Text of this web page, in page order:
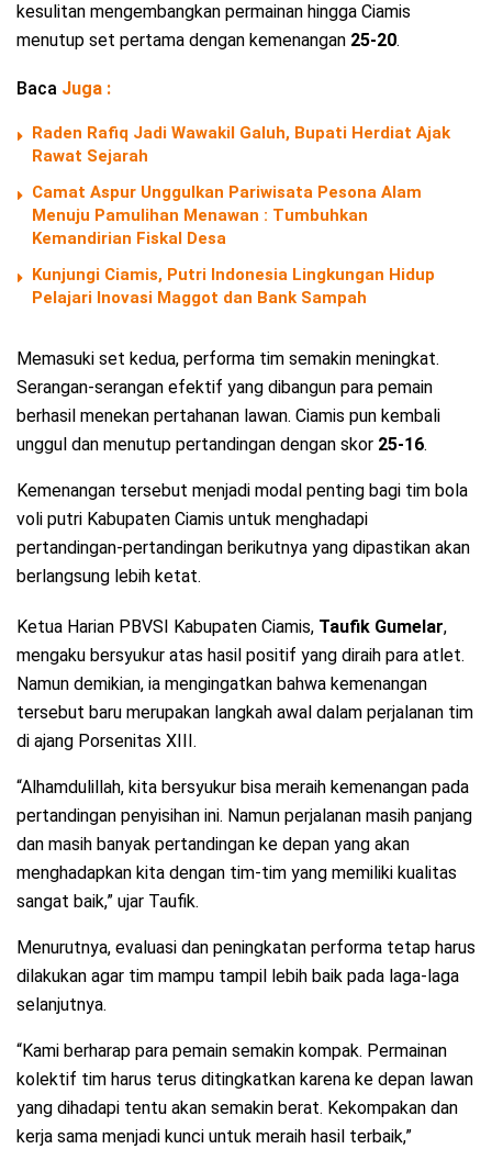
kesulitan mengembangkan permainan hingga Ciamis
menutup set pertama dengan kemenangan 25-20.
Baca Juga :
Raden Rafiq Jadi Wawakil Galuh, Bupati Herdiat Ajak
Rawat Sejarah
Camat Aspur Unggulkan Pariwisata Pesona Alam
Menuju Pamulihan Menawan : Tumbuhkan
Kemandirian Fiskal Desa
Kunjungi Ciamis, Putri Indonesia Lingkungan Hidup
Pelajari Inovasi Maggot dan Bank Sampah
Memasuki set kedua, performa tim semakin meningkat.
Serangan-serangan efektif yang dibangun para pemain
berhasil menekan pertahanan lawan. Ciamis pun kembali
unggul dan menutup pertandingan dengan skor 25-16.
Kemenangan tersebut menjadi modal penting bagi tim bola
voli putri Kabupaten Ciamis untuk menghadapi
pertandingan-pertandingan berikutnya yang dipastikan akan
berlangsung lebih ketat.
Ketua Harian PBVSI Kabupaten Ciamis, Taufik Gumelar,
mengaku bersyukur atas hasil positif yang diraih para atlet.
Namun demikian, ia mengingatkan bahwa kemenangan
tersebut baru merupakan langkah awal dalam perjalanan tim
di ajang Porsenitas XIII.
“Alhamdulillah, kita bersyukur bisa meraih kemenangan pada
pertandingan penyisihan ini. Namun perjalanan masih panjang
dan masih banyak pertandingan ke depan yang akan
menghadapkan kita dengan tim-tim yang memiliki kualitas
sangat baik,” ujar Taufik.
Menurutnya, evaluasi dan peningkatan performa tetap harus
dilakukan agar tim mampu tampil lebih baik pada laga-laga
selanjutnya.
“Kami berharap para pemain semakin kompak. Permainan
kolektif tim harus terus ditingkatkan karena ke depan lawan
yang dihadapi tentu akan semakin berat. Kekompakan dan
kerja sama menjadi kunci untuk meraih hasil terbaik,”